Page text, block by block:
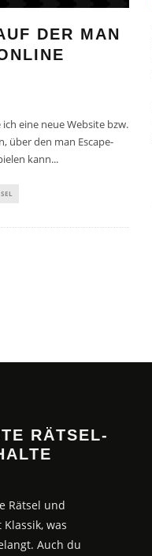
DER MAN
eine neue Website bzw.
über den man Escape-
kann...
RÄTSEL-
Rätsel und
was
Auch du